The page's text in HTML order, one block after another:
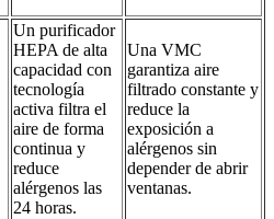
Un purificador
HEPA de alta
capacidad con
tecnología
activa filtra el
aire de forma
continua y
reduce
alérgenos las
24 horas.
Una VMC
garantiza aire
filtrado constante y
reduce la
exposición a
alérgenos sin
depender de abrir
ventanas.